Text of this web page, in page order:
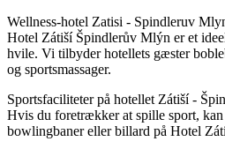
Wellness-hotel Zatisi - Spindleruv
Hotel Zátiší Špindlerův Mlýn er et
hvile. Vi tilbyder hotellets gæster
og sportsmassager.
Sportsfaciliteter på hotellet Zátiší -
Hvis du foretrækker at spille sport, kan
bowlingbaner eller billard på Hotel